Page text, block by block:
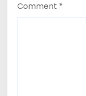
Comment *